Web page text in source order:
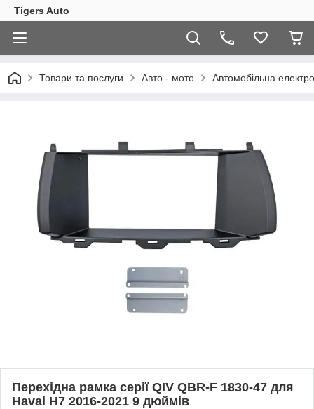
Tigers Auto
Товари та послуги Авто - мото Автомобільна
Перехідна рамка серії QIV QBR-F 1830-47 для
Haval H7 2016-2021 9 дюймів